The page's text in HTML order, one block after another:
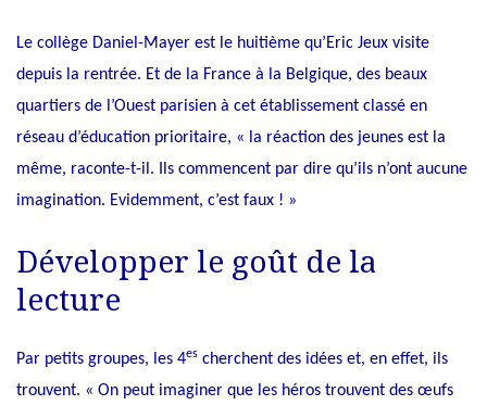
Le collège Daniel-Mayer est le huitième qu’Eric Jeux visite
depuis la rentrée. Et de la France à la Belgique, des beaux
quartiers de l’Ouest parisien à cet établissement classé en
réseau d’éducation prioritaire, « la réaction des jeunes est la
même, raconte-t-il. Ils commencent par dire qu’ils n’ont aucune
imagination. Evidemment, c’est faux ! »
Développer le goût de la
lecture
Par petits groupes, les 4es cherchent des idées et, en effet, ils
trouvent. « On peut imaginer que les héros trouvent des œufs